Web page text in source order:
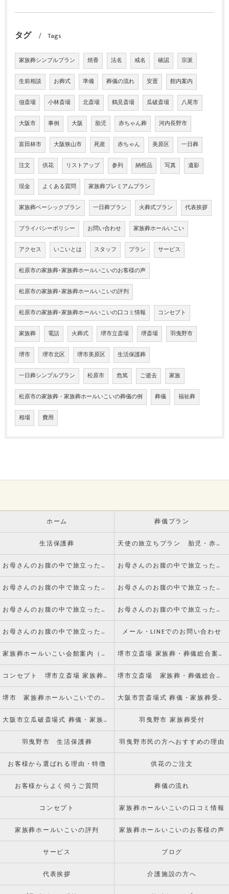
タグ Tags
家族葬シンプルプラン 焼香 法名 戒名 確認 宗派
生前相談 お葬式 準備 葬儀の流れ 安置 館内案内
佃斎場 小林斎場 北斎場 鶴見斎場 瓜破斎場 八尾市
大阪市 事例 大阪 胎児 赤ちゃん葬 河内長野市
富田林市 大阪狭山市 死産 赤ちゃん 美原区 一日葬
注文 供花 リストアップ 参列 納棺品 写真 遺影
現金 よくある質問 家族葬プレミアムプラン
家族葬ベーシックプラン 一日葬プラン 火葬式プラン 代表挨拶
プライバシーポリシー お問い合わせ 家族葬ホールいこい
アクセス いこいとは スタッフ プラン サービス
松原市の家族葬･家族葬ホールいこいのお客様の声
松原市の家族葬･家族葬ホールいこいの評判
松原市の家族葬･家族葬ホールいこいの口コミ情報 コンセプト
家族葬 電話 火葬式 堺市立斎場 堺斎場 羽曳野市
堺市 堺市北区 堺市美原区 生活保護葬
一日葬シンプルプラン 松原市 危篤 ご逝去 家族
松原市の家族葬・家族葬ホールいこいの葬儀の例 葬儀 福祉葬
相場 費用
ホーム 葬儀プラン
生活保護葬 天使の旅立ちプラン 胎児・赤ちゃんのお葬式
お母さんのお腹の中で旅立った赤ちゃんのご葬儀についてvol.1 死産とは お母さんのお腹の中で旅立った赤ちゃんのご葬儀についてvol.2 火葬手続きについて
お母さんのお腹の中で旅立った赤ちゃんのご葬儀についてvol.3 葬儀について お母さんのお腹の中で旅立った赤ちゃんのご葬儀についてvol.4 副葬品について
お母さんのお腹の中で旅立った赤ちゃんのご葬儀についてvol.5 火葬について お母さんのお腹の中で旅立った赤ちゃんのご葬儀についてvol.6 納骨について
お母さんのお腹の中で旅立った赤ちゃんのご葬儀についてvol.7 水子供養とは メール・LINEでのお問い合わせ
家族葬ホールいこい会館案内（アクセス） 堺市立斎場 家族葬・葬儀総合案内窓口
コンセプト 堺市立斎場 家族葬・葬儀総合案内窓口 堺市立斎場 家族葬・葬儀総合案内窓口のお客様からの声
堺市 家族葬ホールいこいでのお葬式 大阪市営斎場式 葬儀・家族葬受付窓口
大阪市立瓜破斎場式 葬儀・家族葬受付窓口 羽曳野市 家族葬受付
羽曳野市 生活保護葬 羽曳野市民の方へおすすめの理由
お客様から選ばれる理由・特徴 供花のご注文
お客様からよく伺うご質問 葬儀の流れ
コンセプト 家族葬ホールいこいの口コミ情報
家族葬ホールいこいの評判 家族葬ホールいこいのお客様の声
サービス ブログ
代表挨拶 介護施設の方へ